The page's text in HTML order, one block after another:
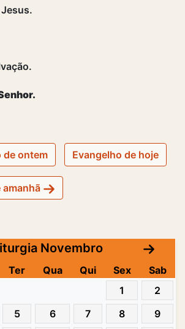
de ontem Evangelho de hoje
amanhã
Novembro
Ter Qua Qui Sex
Sab
1
2
5 6 7 8
9